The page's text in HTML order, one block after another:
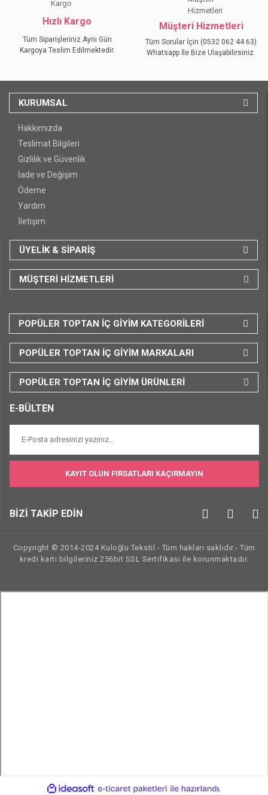
Hızlı Kargo
Tüm Siparişleriniz Aynı Gün
Kargoya Teslim Edilmektedir.
Müşteri Hizmetleri
Tüm Sorular İçin (0532 062 44 63)
Whatsapp İle Bize Ulaşabilirsiniz.
KURUMSAL
Hakkımızda
Teslimat Bilgileri
Gizlilik ve Güvenlik
İade ve Değişim
Ödeme
Yardım
İletişim
ÜYELİK & SİPARİŞ
MÜŞTERİ HİZMETLERİ
POPÜLER TOPTAN İÇ GİYİM KATEGORİLERİ
POPÜLER TOPTAN İÇ GİYİM MARKALARI
POPÜLER TOPTAN İÇ GİYİM ÜRÜNLERİ
E-BÜLTEN
KAYIT OLUN FIRSATLARI KAÇIRMAYIN
BİZİ TAKİP EDİN
Copyright © 2014-2024 Kuloğlu Tekstil - Tüm hakları saklıdır.- Tüm
kredi kartı bilgileriniz 256bit SSL Sertifikası ile korunmaktadır.
ideasoft e-